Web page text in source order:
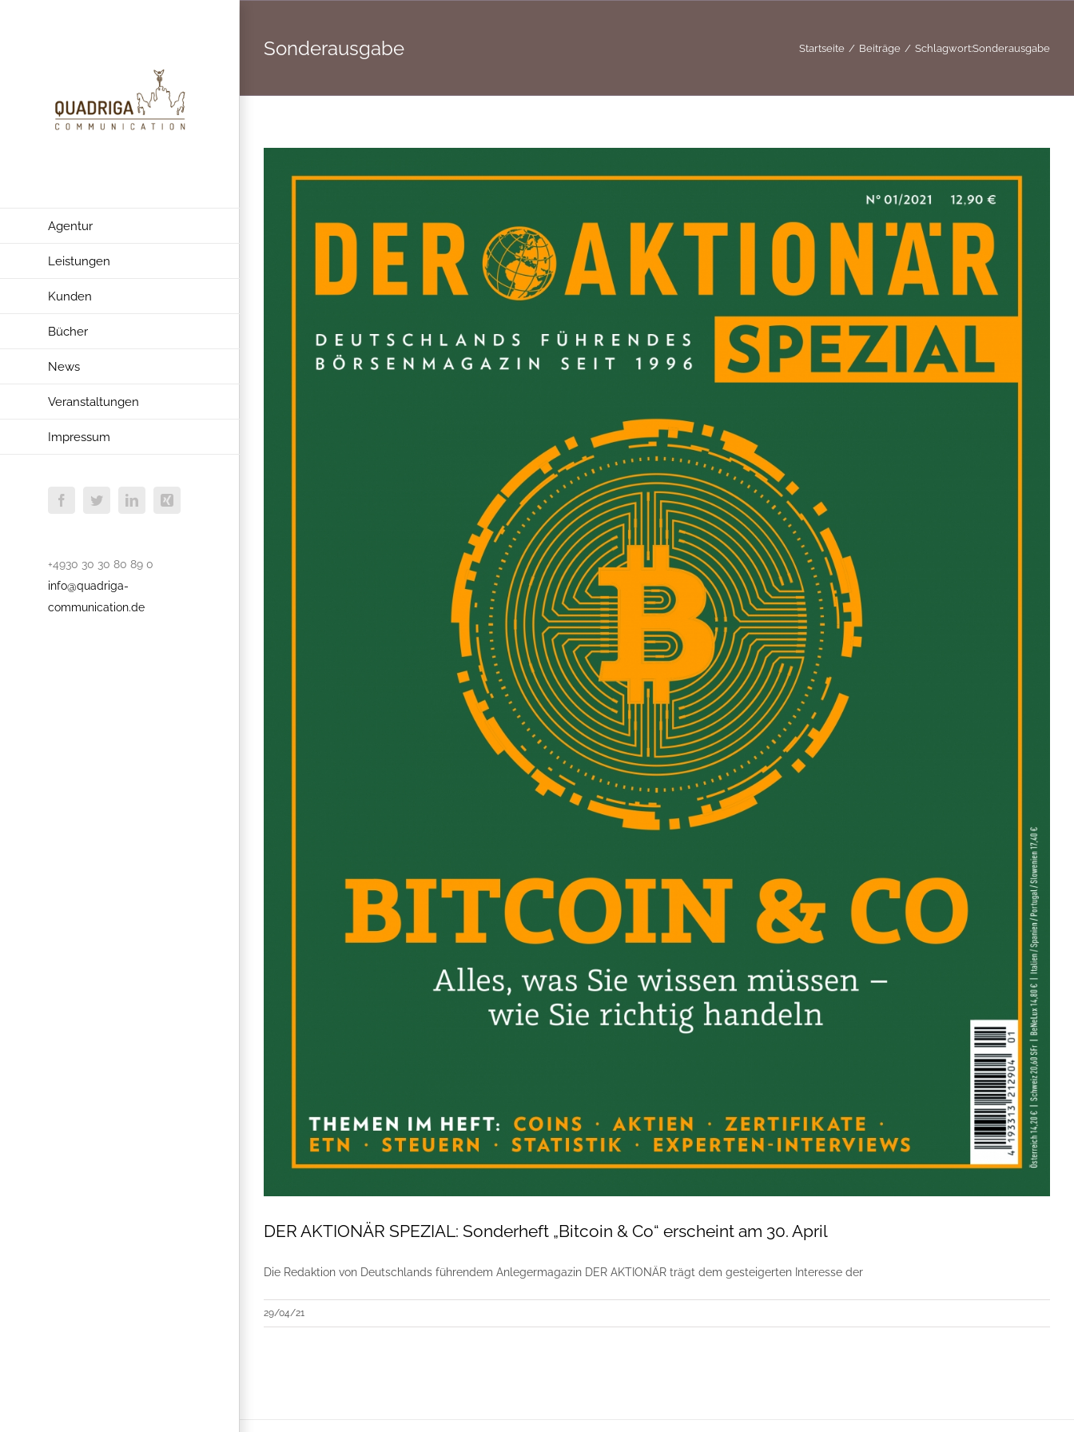
Agentur
Leistungen
Kunden
Bücher
News
Veranstaltungen
Impressum
FacebookTwitterLinkedInXing
+4930 30 30 80 89 0
info@quadriga-
communication.de
Sonderausgabe Startseite Beiträge Schlagwort:Sonderausgabe
DER AKTIONÄR SPEZIAL: Sonderheft „Bitcoin & Co“ erscheint am 30. April
Die Redaktion von Deutschlands führendem Anlegermagazin DER AKTIONÄR trägt dem gesteigerten Interesse der
29/04/21